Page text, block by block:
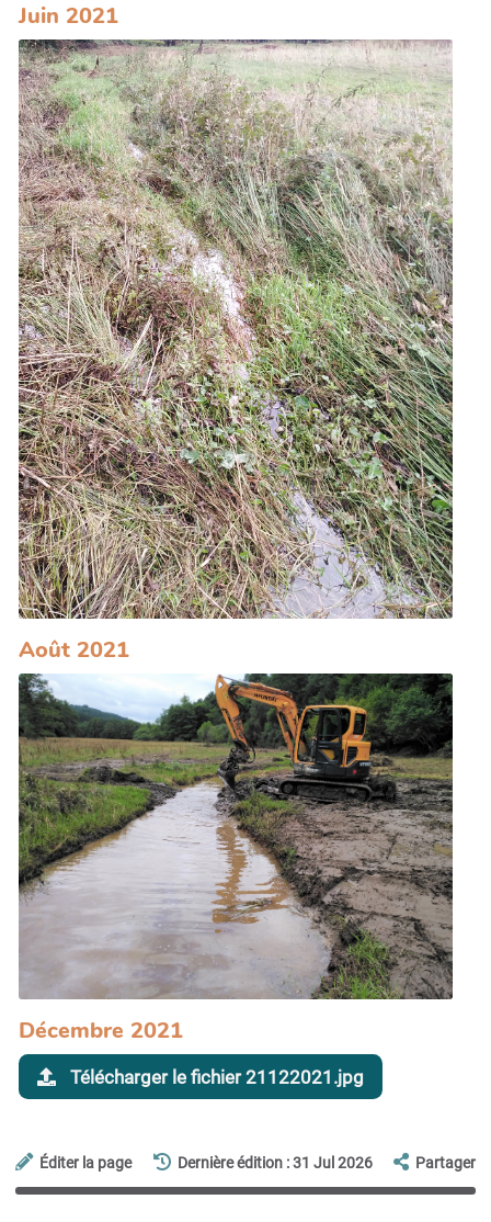
Juin 2021
Août 2021
Décembre 2021
Télécharger le fichier 21122021.jpg
Éditer la page Dernière édition : 31 Jul 2026 Partager